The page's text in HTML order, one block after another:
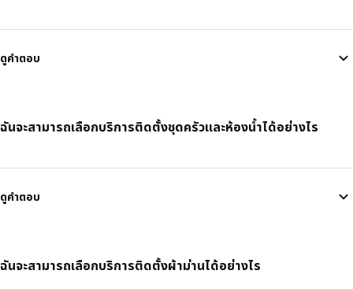
ดูคำตอบ
ฉันจะสามารถเลือกบริการติดตั้งชุดครัวและห้องน้ำได้อย่างไร
ดูคำตอบ
ฉันจะสามารถเลือกบริการติดตั้งผ้าม่านได้อย่างไร